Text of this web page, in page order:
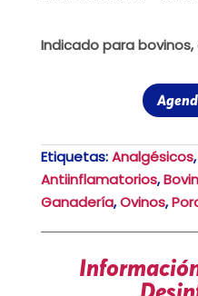
Indicado para bovinos,
Etiquetas:Analgésicos,
Antiinflamatorios,
Ganadería,Ovinos,